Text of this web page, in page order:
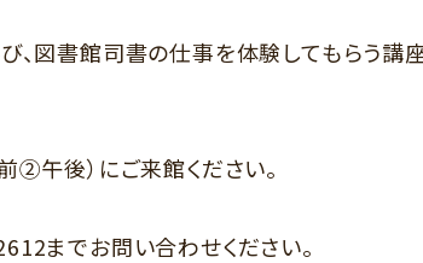
図書館司書の仕事を体験してもらう講
午後）にご来館ください。
までお問い合わせください。